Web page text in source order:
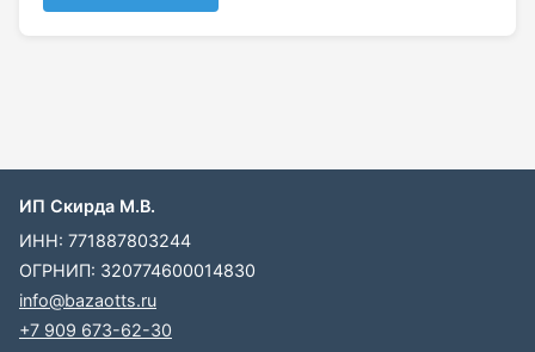
ИП Скирда М.В.
ИНН: 771887803244
ОГРНИП: 320774600014830
info@bazaotts.ru
+7 909 673-62-30